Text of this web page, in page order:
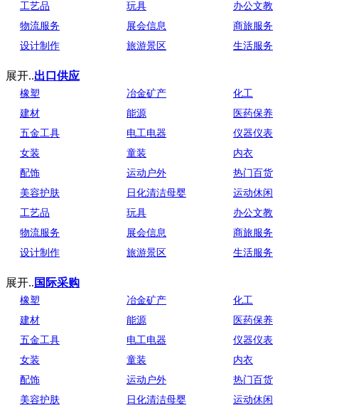
工艺品
玩具 办公文教
物流服务
展会信息 商旅服务
设计制作
旅游景区 生活服务
展开..出口供应
橡塑 冶金矿产 化工
建材
能源 医药保养
五金工具
电工电器 仪器仪表
女装
童装 内衣
配饰
运动户外 热门百货
美容护肤
日化清洁母婴 运动休闲
工艺品
玩具 办公文教
物流服务
展会信息 商旅服务
设计制作
旅游景区 生活服务
展开.. 国际采购
橡塑 冶金矿产 化工
建材
能源 医药保养
五金工具
电工电器 仪器仪表
女装
童装 内衣
配饰
运动户外 热门百货
美容护肤
日化清洁母婴 运动休闲